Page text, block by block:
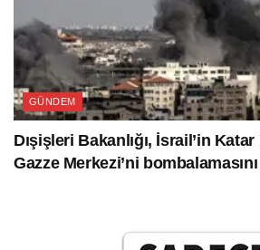
GÜNDEM
Dışişleri Bakanlığı, İsrail’in Katar
Gazze Merkezi’ni